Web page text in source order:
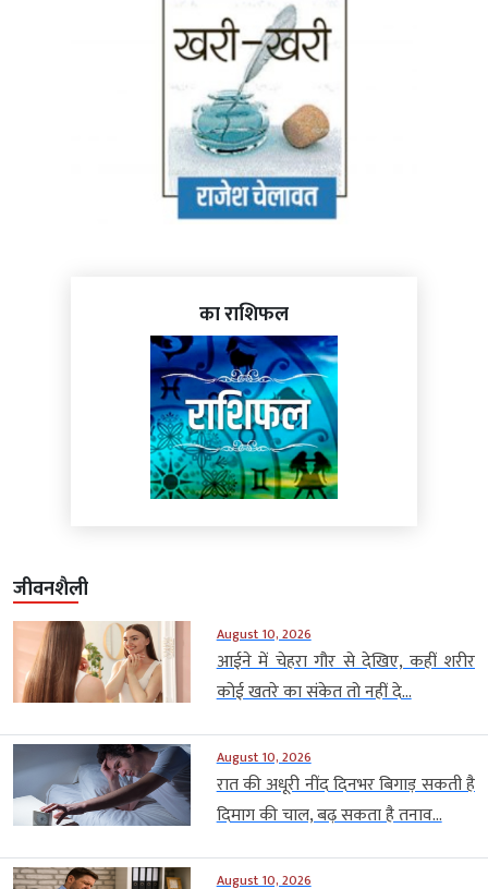
का राशिफल
जीवनशैली
August 10, 2026
आईने में चेहरा गौर से देखिए, कहीं शरीर
कोई खतरे का संकेत तो नहीं दे...
August 10, 2026
रात की अधूरी नींद दिनभर बिगाड़ सकती है
दिमाग की चाल, बढ़ सकता है तनाव...
August 10, 2026